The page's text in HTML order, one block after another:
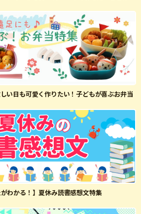
い日も可愛く作りたい！子どもが喜ぶお弁当
わかる！】夏休み読書感想文特集